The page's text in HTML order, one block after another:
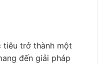
tiêu trở thành một
đến giải pháp